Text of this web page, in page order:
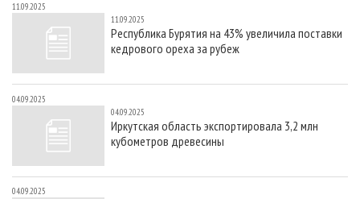
11.09.2025
11.09.2025
Республика Бурятия на 43% увеличила поставки
кедрового ореха за рубеж
04.09.2025
04.09.2025
Иркутская область экспортировала 3,2 млн
кубометров древесины
04.09.2025